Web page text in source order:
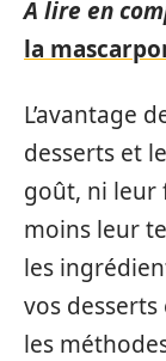
A lire en
la
L’avantage
desserts et
goût, ni leur
moins leur
les
vos
les